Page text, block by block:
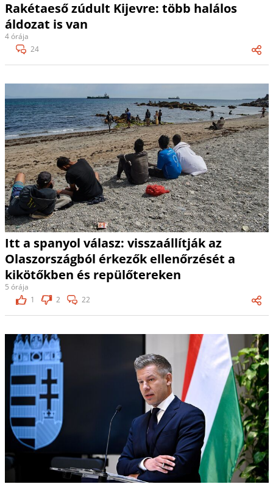
Rakétaeső zúdult Kijevre: több halálos
áldozat is van
4 órája
24
Itt a spanyol válasz: visszaállítják az
Olaszországból érkezők ellenőrzését a
kikötőkben és repülőtereken
5 órája
1
2 22